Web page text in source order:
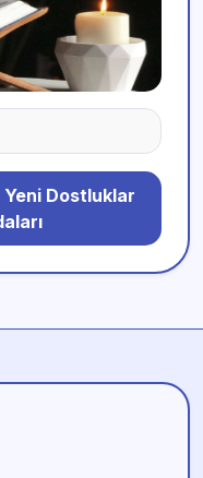
Yeni Dostluklar